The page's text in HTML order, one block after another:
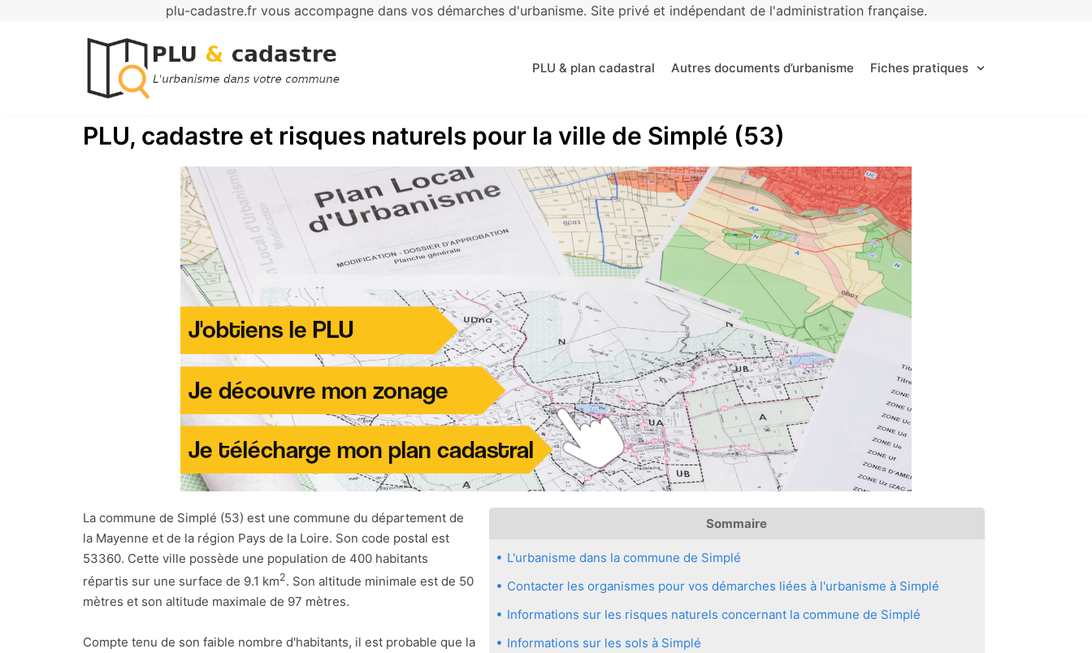
plu-cadastre.fr vous accompagne dans vos démarches d'urbanisme. Site privé et indépendant de l'administration française.
PLU & plan cadastral Autres documents d’urbanisme Fiches pratiques
PLU, cadastre et risques naturels pour la ville de Simplé (53)
Sommaire
L'urbanisme dans la commune de Simplé
Contacter les organismes pour vos démarches liées à l'urbanisme à Simplé
Informations sur les risques naturels concernant la commune de Simplé
Informations sur les sols à Simplé
La commune de Simplé (53) est une commune du département de
la Mayenne et de la région Pays de la Loire. Son code postal est
53360. Cette ville possède une population de 400 habitants
répartis sur une surface de 9.1 km2. Son altitude minimale est de 50
mètres et son altitude maximale de 97 mètres.
Compte tenu de son faible nombre d'habitants, il est probable que la